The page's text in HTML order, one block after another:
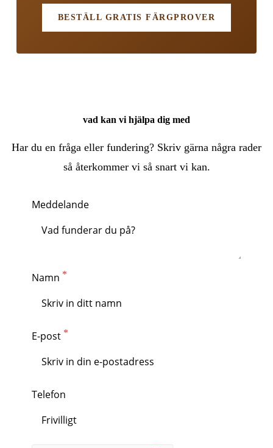
BESTÄLL GRATIS FÄRGPROVER
vad kan vi hjälpa dig med
Har du en fråga eller fundering? Skriv gärna några rader
så återkommer vi så snart vi kan.
Meddelande
Namn
E-post
Telefon